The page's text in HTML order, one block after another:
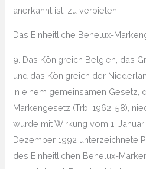
anerkannt ist, zu verbieten.
Das Einheitliche Benelux-
9. Das Königreich Belgien, das
und das Königreich der
in einem gemeinsamen Gesetz,
Markengesetz (Trb. 1962, 58),
wurde mit Wirkung vom 1.
Dezember 1992 unterzeichnete
des Einheitlichen Benelux-